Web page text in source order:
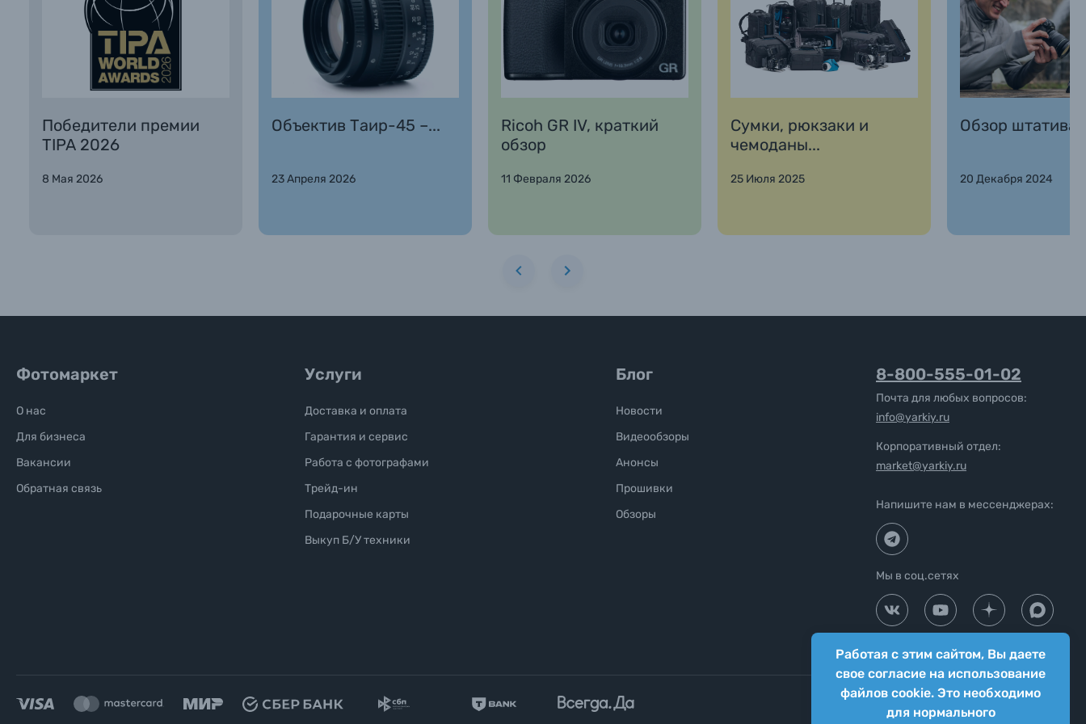
Победители премии
TIPA 2026
8 Мая 2026
Объектив Таир-45 –...
23 Апреля 2026
Ricoh GR IV, краткий
обзор
11 Февраля 2026
Сумки, рюкзаки и
чемоданы...
25 Июля 2025
Обзор штатива
20 Декабря 2024
Работая с этим сайтом, Вы даете
свое согласие на использование
файлов cookie. Это необходимо
для нормального
Фотомаркет
О нас
Для бизнеса
Вакансии
Обратная связь
Услуги
Доставка и оплата
Гарантия и сервис
Работа с фотографами
Трейд-ин
Подарочные карты
Выкуп Б/У техники
Блог
Новости
Видеообзоры
Анонсы
Прошивки
Обзоры
8-800-555-01-02
Почта для любых вопросов:
info@yarkiy.ru
Корпоративный отдел:
market@yarkiy.ru
Напишите нам в мессенджерах:
Мы в соц.сетях